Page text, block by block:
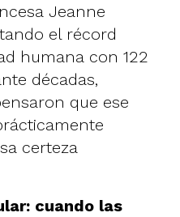
Jeanne
el récord
humana con 122
décadas,
que ese
certeza
cuando las